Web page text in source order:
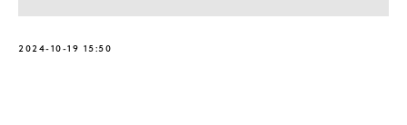
2024-10-19 15:50